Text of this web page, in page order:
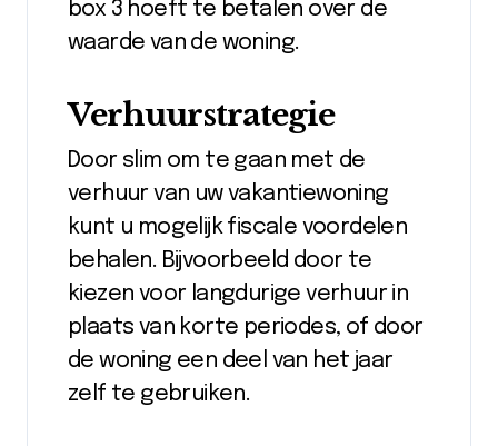
box 3 hoeft te betalen over de
waarde van de woning.
Verhuurstrategie
Door slim om te gaan met de
verhuur van uw vakantiewoning
kunt u mogelijk fiscale voordelen
behalen. Bijvoorbeeld door te
kiezen voor langdurige verhuur in
plaats van korte periodes, of door
de woning een deel van het jaar
zelf te gebruiken.